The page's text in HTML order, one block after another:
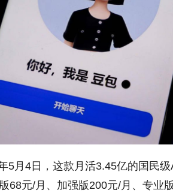
5月4日，这款月活3.45亿的国民
元/月、加强版200元/月、专业